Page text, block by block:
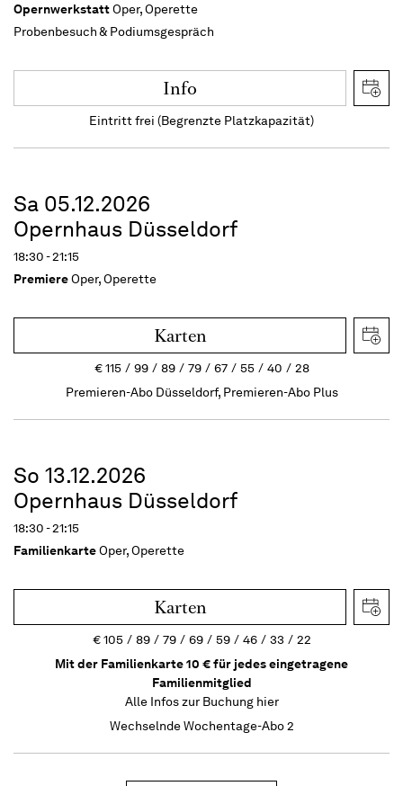
OpernwerkstattOper, Operette
Probenbesuch & Podiumsgespräch
Info
Eintritt frei (Begrenzte Platzkapazität)
Sa 05.12.2026
Opernhaus Düsseldorf
18:30 - 21:15
PremiereOper, Operette
Karten
€115 99 89 79 67 55 40
28
Premieren-Abo Düsseldorf, Premieren-Abo Plus
So 13.12.2026
Opernhaus Düsseldorf
18:30 - 21:15
FamilienkarteOper, Operette
Karten
€105 89 79 69 59 46 33
22
Mit der Familienkarte 10 € für jedes eingetragene
Familienmitglied
Alle Infos zur Buchung hier
Wechselnde Wochentage-Abo 2